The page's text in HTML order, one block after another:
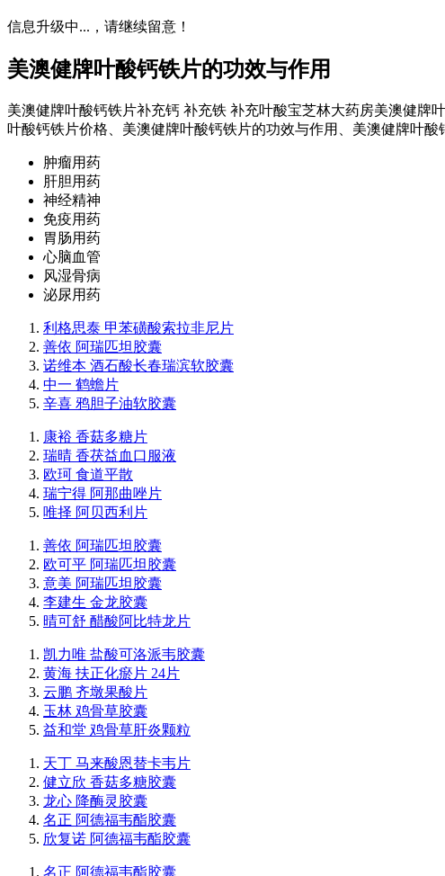
信息升级中...，请继续留意！
美澳健牌叶酸钙铁片的功效与作用
美澳健牌叶酸钙铁片补充钙 补充铁 补充叶酸宝芝林大药房美澳健
叶酸钙铁片价格、美澳健牌叶酸钙铁片的功效与作用、美澳健牌叶
肿瘤用药
肝胆用药
神经精神
免疫用药
胃肠用药
心脑血管
风湿骨病
泌尿用药
利格思泰 甲苯磺酸索拉非尼片
善依 阿瑞匹坦胶囊
诺维本 酒石酸长春瑞滨软胶囊
中一 鹤蟾片
辛喜 鸦胆子油软胶囊
康裕 香菇多糖片
瑞晴 香茯益血口服液
欧珂 食道平散
瑞宁得 阿那曲唑片
唯择 阿贝西利片
善依 阿瑞匹坦胶囊
欧可平 阿瑞匹坦胶囊
意美 阿瑞匹坦胶囊
李建生 金龙胶囊
晴可舒 醋酸阿比特龙片
凯力唯 盐酸可洛派韦胶囊
黄海 扶正化瘀片 24片
云鹏 齐墩果酸片
玉林 鸡骨草胶囊
益和堂 鸡骨草肝炎颗粒
天丁 马来酸恩替卡韦片
健立欣 香菇多糖胶囊
龙心 降酶灵胶囊
名正 阿德福韦酯胶囊
欣复诺 阿德福韦酯胶囊
名正 阿德福韦酯胶囊